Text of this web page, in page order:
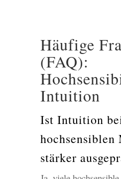
Häufige
(FAQ):
Intuition
Ist Intuition
hochsensiblen
stärker